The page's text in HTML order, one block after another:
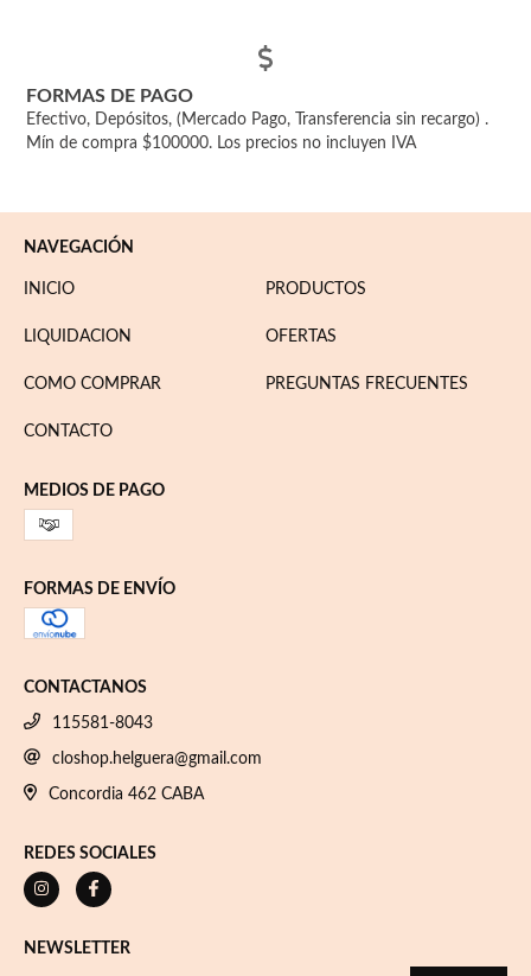
FORMAS DE PAGO
Efectivo, Depósitos, (Mercado Pago, Transferencia sin recargo) .
Mín de compra $100000. Los precios no incluyen IVA
NAVEGACIÓN
INICIO PRODUCTOS
LIQUIDACION OFERTAS
COMO COMPRAR PREGUNTAS FRECUENTES
CONTACTO
MEDIOS DE PAGO
FORMAS DE ENVÍO
CONTACTANOS
115581-8043
closhop.helguera@gmail.com
Concordia 462 CABA
REDES SOCIALES
NEWSLETTER